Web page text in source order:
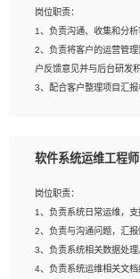
建深度学习系统环境；
4、熟悉OPENCV、
5、熟悉主流的分类算法
的进行业务建模；
6、对OCR领域有深入的
岗位职责：
1、负责沟通、收集和分
2、负责将客户的运营管
户反馈意见并与后台研发
3、配合客户整理项目汇报
1、3年以上运营或解决方
征，可独立提出完整的优
WORD、EXCEL等办公软
3、深入理解公司各项AI
PPT、方案建议书等，面
软件系统运维工程师
岗位职责：
1、负责系统日常运维，
2、负责与沟通问题，汇报
3、负责系统相关数据处理
4、负责系统运维相关文档